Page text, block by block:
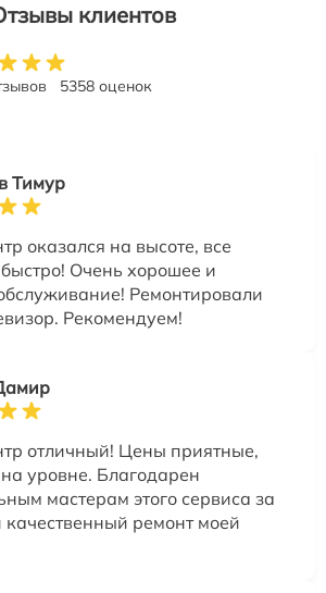
клиентов
5358 оценок
Тимур
оказался на высоте, все
Очень хорошее и
Ремонтировали
Рекомендуем!
отличный! Цены приятные,
уровне. Благодарен
мастерам этого сервиса за
ремонт моей